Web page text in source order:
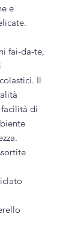
e
fai-da-te,
Il
di